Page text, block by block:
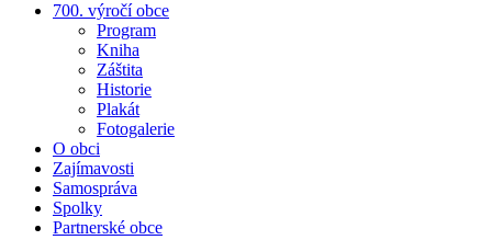
700. výročí obce
Program
Kniha
Záštita
Historie
Plakát
Fotogalerie
O obci
Zajímavosti
Samospráva
Spolky
Partnerské obce